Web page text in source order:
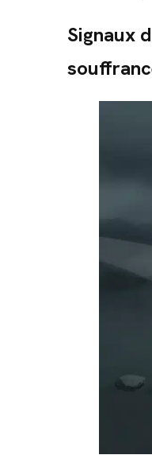
Signaux